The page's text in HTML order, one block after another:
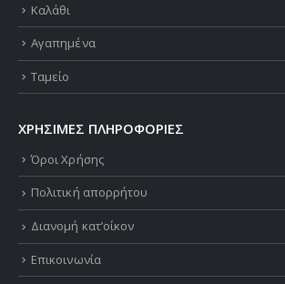
Καλάθι
Αγαπημένα
Ταμείο
ΧΡΗΣΙΜΕΣ ΠΛΗΡΟΦΟΡΙΕΣ
Όροι Χρήσης
Πολιτική απορρήτου
Διανομή κατ’οίκον
Επικοινωνία